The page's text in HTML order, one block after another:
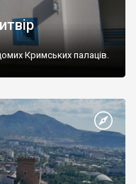
Кримських палаців.